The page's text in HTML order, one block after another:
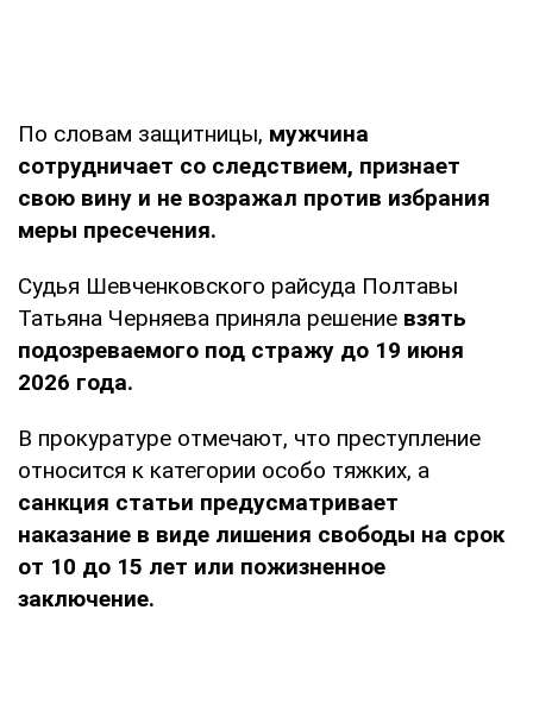
По словам защитницы, мужчина
сотрудничает со следствием, признает
свою вину и не возражал против избрания
меры пресечения.
Судья Шевченковского райсуда Полтавы
Татьяна Черняева приняла решение взять
подозреваемого под стражу до 19 июня
2026 года.
В прокуратуре отмечают, что преступление
относится к категории особо тяжких, а
санкция статьи предусматривает
наказание в виде лишения свободы на срок
от 10 до 15 лет или пожизненное
заключение.